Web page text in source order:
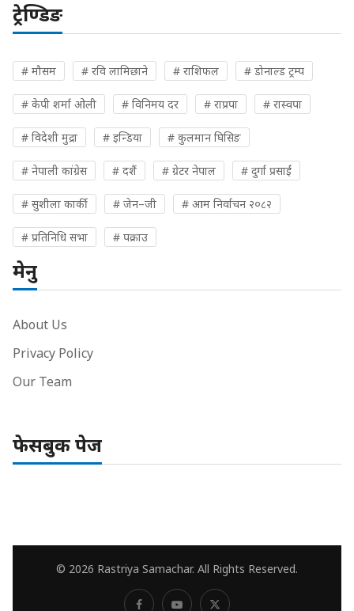
ट्रेण्डिङ
# मौसम # रवि लामिछाने # राशिफल # डोनाल्ड ट्रम्प
# केपी शर्मा ओली # विनिमय दर # राप्रपा # रास्वपा
# विदेशी मुद्रा # इन्डिया # कुलमान घिसिङ
# नेपाली कांग्रेस # दशैं # ग्रेटर नेपाल # दुर्गा प्रसाईं
# सुशीला कार्की # जेन–जी # आम निर्वाचन २०८२
# प्रतिनिधि सभा # पक्राउ
मेनु
About Us
Privacy Policy
Our Team
फेसबुक पेज
© 2026 Rastriya Samachar. All Rights Reserved.